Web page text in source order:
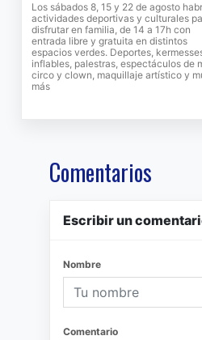
Los sábados 8, 15 y 22 de agosto
actividades deportivas y culturales
disfrutar en familia, de 14 a 17h con
entrada libre y gratuita en distintos
espacios verdes. Deportes,
inflables, palestras, espectáculos de
circo y clown, maquillaje artístico y
más
Comentarios
Escribir un
Nombre
Comentario